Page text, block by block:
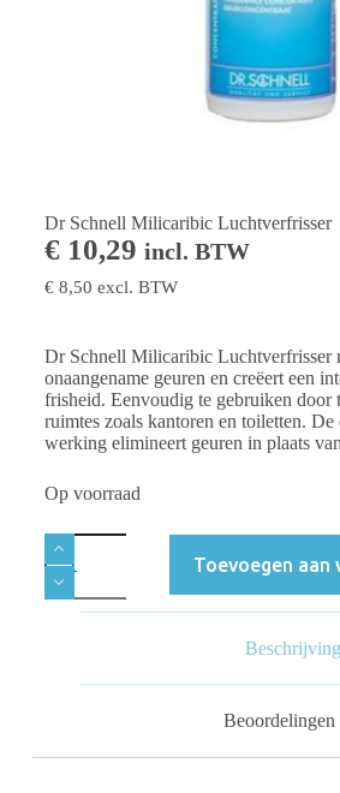
Dr Schnell Milicaribic Luchtverfrisser
€10,29 incl. BTW
€8,50 excl. BTW
Dr Schnell Milicaribic Luchtverfrisser
onaangename geuren en creëert een
frisheid. Eenvoudig te gebruiken door
ruimtes zoals kantoren en toiletten. De
werking elimineert geuren in plaats
Op voorraad
Toevoegen aan
Beschrijving
Beoordelingen